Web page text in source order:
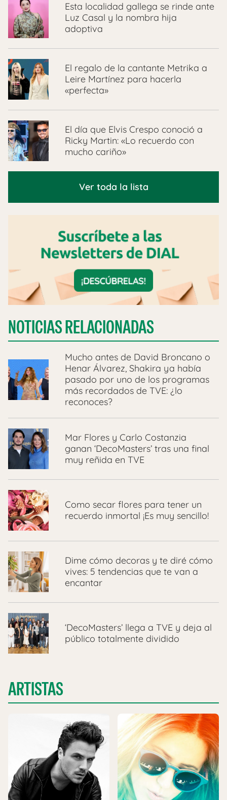
Esta localidad gallega se rinde ante
Luz Casal y la nombra hija
adoptiva
El regalo de la cantante Metrika a
Leire Martínez para hacerla
«perfecta»
El día que Elvis Crespo conoció a
Ricky Martin: «Lo recuerdo con
mucho cariño»
Ver toda la lista
NOTICIAS RELACIONADAS
Mucho antes de David Broncano o
Henar Álvarez, Shakira ya había
pasado por uno de los programas
más recordados de TVE: ¿lo
reconoces?
Mar Flores y Carlo Costanzia
ganan ‘DecoMasters’ tras una final
muy reñida en TVE
Como secar flores para tener un
recuerdo inmortal ¡Es muy sencillo!
Dime cómo decoras y te diré cómo
vives: 5 tendencias que te van a
encantar
‘DecoMasters’ llega a TVE y deja al
público totalmente dividido
ARTISTAS